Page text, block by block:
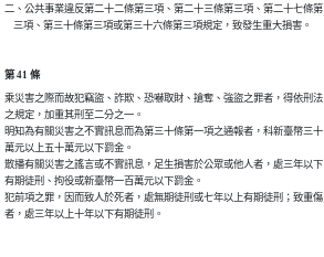
二、公共事業違反第二十二條第三項、第二十三條第三項、第二十七條第
    三項、第三十條第三項或第三十六條第三項規定，致發生重大損害。
第 41 條
乘災害之際而故犯竊盜、詐欺、恐嚇取財、搶奪、強盜之罪者，得依刑法
之規定，加重其刑至二分之一。
明知為有關災害之不實訊息而為第三十條第一項之通報者，科新臺幣三十
萬元以上五十萬元以下罰金。
散播有關災害之謠言或不實訊息，足生損害於公眾或他人者，處三年以下
有期徒刑、拘役或新臺幣一百萬元以下罰金。
犯前項之罪，因而致人於死者，處無期徒刑或七年以上有期徒刑；致重傷
者，處三年以上十年以下有期徒刑。